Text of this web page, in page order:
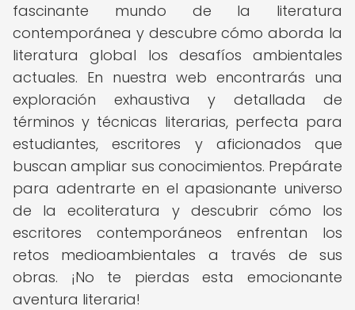
fascinante mundo de la literatura
contemporánea y descubre cómo aborda la
literatura global los desafíos ambientales
actuales. En nuestra web encontrarás una
exploración exhaustiva y detallada de
términos y técnicas literarias, perfecta para
estudiantes, escritores y aficionados que
buscan ampliar sus conocimientos. Prepárate
para adentrarte en el apasionante universo
de la ecoliteratura y descubrir cómo los
escritores contemporáneos enfrentan los
retos medioambientales a través de sus
obras. ¡No te pierdas esta emocionante
aventura literaria!